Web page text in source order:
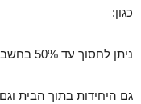
כגון:
ניתן לחסוך עד 50% בחשבון החשמל החודשי שלכם.
גם היחידות בתוך הבית